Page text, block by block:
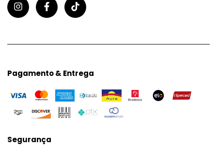
Pagamento & Entrega
Segurança